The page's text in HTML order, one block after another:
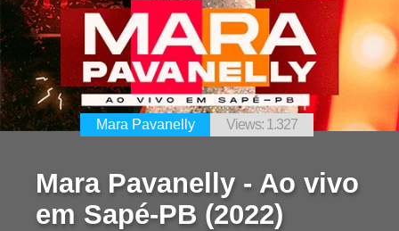
Mara Pavanelly - Ao vivo
em Sapé-PB (2022)
Mara Pavanelly Views: 1.327